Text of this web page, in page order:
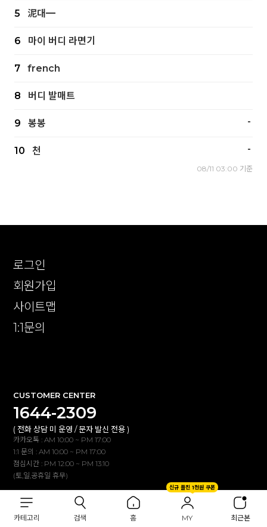
카테고리 검색 홈
신규 플친 1천원 쿠폰
MY 최근본
5 泥대━
6 마이 버디 라면기
7 french
8 버디 발매트
9 봉봉 -
10 천 -
08/11 03:00 기준
로그인
회원가입
사이트맵
1:1문의
CUSTOMER CENTER
1644-2309
( 전화 상담 미 운영 / 문자 발신 전용 )
카카오톡 : AM 10:00 ~ PM 17:00
1:1 문의 : AM 10:00 ~ PM 17:00
점심시간 : PM 12:00 ~ PM 13:10
(토,일,공휴일 휴무)
BANK INFO